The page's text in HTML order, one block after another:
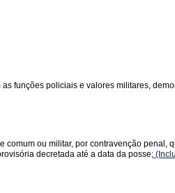
funções policiais e valores militares,
ou militar, por contravenção
decretada até a data da posse;